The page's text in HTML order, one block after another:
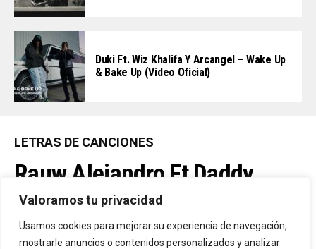
Valoramos tu privacidad
Usamos cookies para mejorar su experiencia de navegación,
mostrarle anuncios o contenidos personalizados y analizar
Duki Ft. Wiz Khalifa Y Arcangel – Wake Up
& Bake Up (Video Oficial)
LETRAS DE CANCIONES
Rauw Alejandro Ft Daddy
Yankee – Panties Y Brasieres
(LETRA)